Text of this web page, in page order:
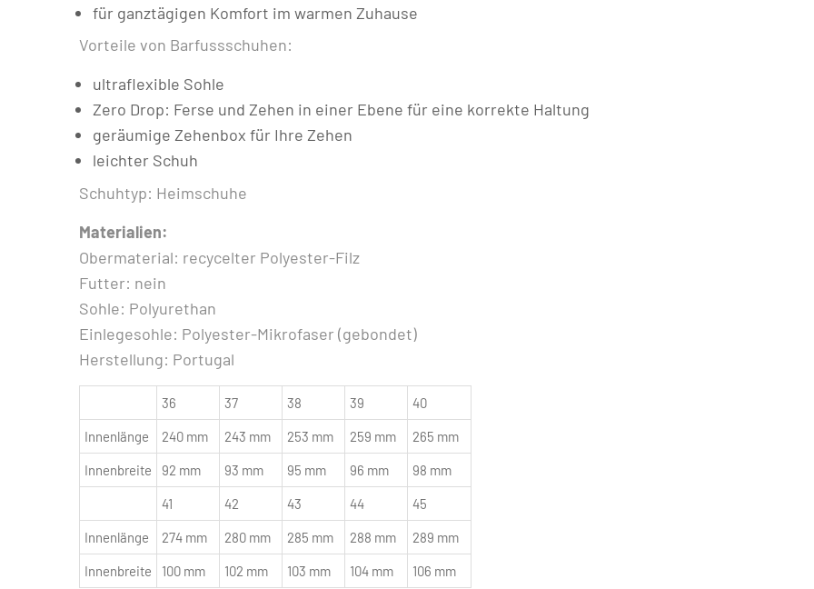
für ganztägigen Komfort im warmen Zuhause
Vorteile von Barfussschuhen:
ultraflexible Sohle
Zero Drop: Ferse und Zehen in einer Ebene für eine korrekte Haltung
geräumige Zehenbox für Ihre Zehen
leichter Schuh
Schuhtyp: Heimschuhe
Materialien:
Obermaterial: recycelter Polyester-Filz
Futter: nein
Sohle: Polyurethan
Einlegesohle: Polyester-Mikrofaser (gebondet)
Herstellung: Portugal
36 37 38 39 40
Innenlänge 240 mm 243 mm 253 mm 259 mm 265 mm
Innenbreite 92 mm 93 mm 95 mm 96 mm 98 mm
41 42 43 44 45
Innenlänge 274 mm 280 mm 285 mm 288 mm 289 mm
Innenbreite 100 mm 102 mm 103 mm 104 mm 106 mm